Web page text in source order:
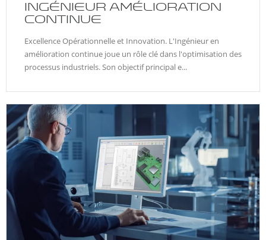
INGÉNIEUR AMÉLIORATION
CONTINUE
Excellence Opérationnelle et Innovation. L'Ingénieur en
amélioration continue joue un rôle clé dans l'optimisation des
processus industriels. Son objectif principal e...